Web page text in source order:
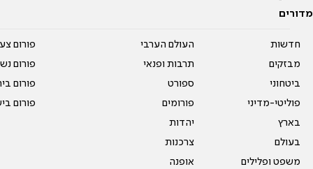
מדורים
חדשות
מבזקים
ביטחוני
פוליטי-מדיני
בארץ
בעולם
משפט ופלילים
העולם הערבי
תרבות ופנאי
ספורט
פורומים
יהדות
צרכנות
אופנה
פורום
פורום
פורום
פורום